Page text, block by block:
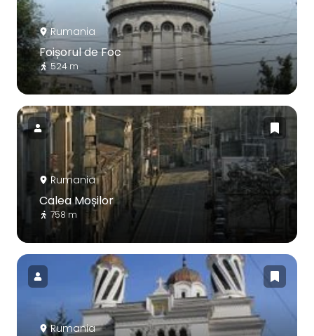
Rumania
Foișorul de Foc
524 m
Rumania
Calea Moșilor
758 m
Rumania